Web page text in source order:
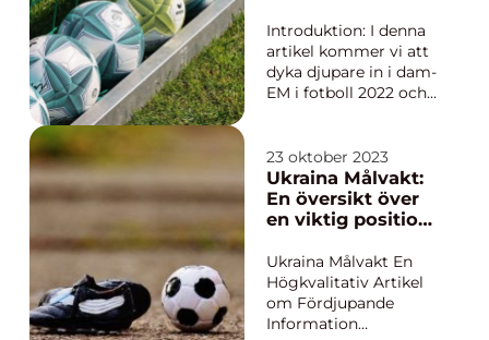
och åskådare över
hela världen. S...
Introduktion: I denna
artikel kommer vi att
dyka djupare in i dam-
EM i fotboll 2022 och
av evenemanget. Vi
kommer att utforska
olika typer av dam-EM
i fotboll, diskutera
även ta en historis...
23 oktober 2023
Ukraina Målvakt:
En översikt över
en viktig position
Ukraina Målvakt En
Högkvalitativ Artikel
om Fördjupande
Information